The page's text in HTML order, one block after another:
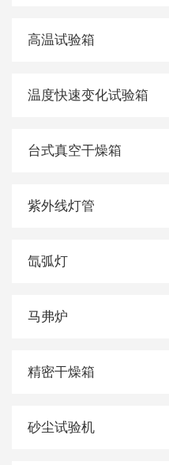
高温试验箱
温度快速变化试验箱
台式真空干燥箱
紫外线灯管
氙弧灯
马弗炉
精密干燥箱
砂尘试验机